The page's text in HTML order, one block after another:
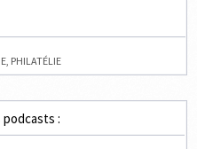
, PHILATÉLIE
: